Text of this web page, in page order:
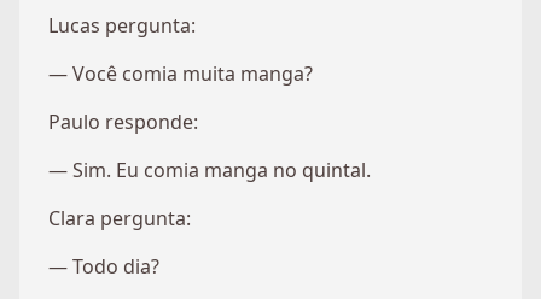
Lucas pergunta:
— Você comia muita manga?
Paulo responde:
— Sim. Eu comia manga no quintal.
Clara pergunta:
— Todo dia?